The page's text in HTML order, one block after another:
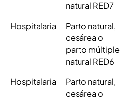
natural RED7
Hospitalaria
Parto natural,
cesárea o
parto múltiple
natural RED6
Hospitalaria
Parto natural,
cesárea o